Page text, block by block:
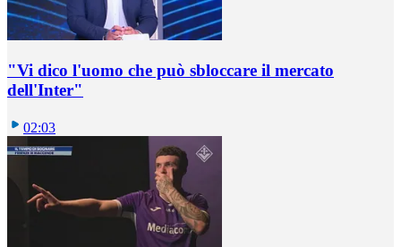
"Vi dico l'uomo che può sbloccare il mercato
dell'Inter"
02:03